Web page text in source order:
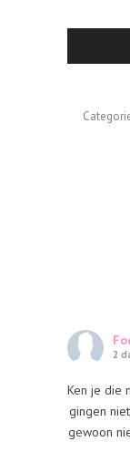
Categoriën
2
Ken je die
gingen
gewoon